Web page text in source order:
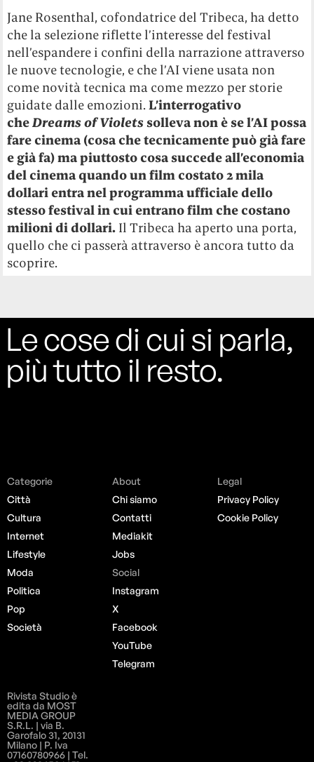
Jane Rosenthal, cofondatrice del Tribeca, ha detto
che la selezione riflette l’interesse del festival
nell’espandere i confini della narrazione attraverso
le nuove tecnologie, e che l’AI viene usata non
come novità tecnica ma come mezzo per storie
guidate dalle emozioni.L’interrogativo
cheDreams of Violetssolleva non è se l’AI possa
fare cinema (cosa che tecnicamente può già fare
e già fa) ma piuttosto cosa succede all’economia
del cinema quando un film costato 2 mila
dollari entra nel programma ufficiale dello
stesso festival in cui entrano film che costano
milioni di dollari. Il Tribeca ha aperto una porta,
quello che ci passerà attraverso è ancora tutto da
scoprire.
Le cose di cui si parla,
più tutto il resto.
Categorie
Città
Cultura
Internet
Lifestyle
Moda
Politica
Pop
Società
About
Chi siamo
Contatti
Mediakit
Jobs
Social
Instagram
X
Facebook
YouTube
Telegram
Legal
Privacy Policy
Cookie Policy
Rivista Studio è
edita da MOST
MEDIA GROUP
S.R.L. | via B.
Garofalo 31, 20131
Milano | P. Iva
07160780966 | Tel.